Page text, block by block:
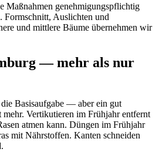
Maßnahmen genehmigungspflichtig
Auslichten und
und mittlere Bäume übernehmen wir
— mehr als nur
Basisaufgabe — aber ein gut
mehr. Vertikutieren im Frühjahr entfernt
atmen kann. Düngen im Frühjahr
mit Nährstoffen. Kanten schneiden